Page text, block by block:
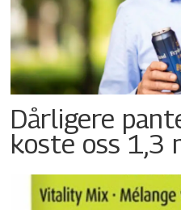
Dårligere
koste oss 1,3